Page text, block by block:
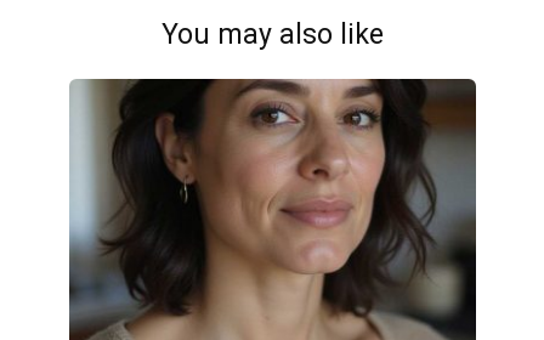
You may also like